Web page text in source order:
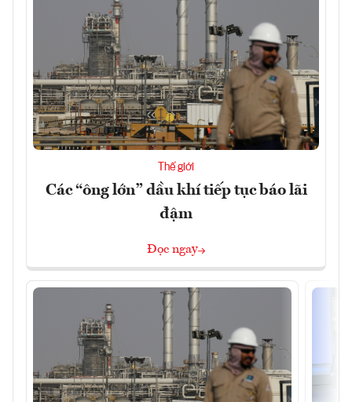
Thế giới
Các “ông lớn” dầu khí tiếp tục báo lãi
đậm
Đọc ngay